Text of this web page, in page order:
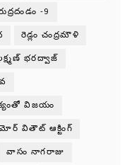
-9
రెడ్లం చంద్రమౌళి
భరద్వాజ్
విజయం
వితౌట్ ఆక్టింగ్
వాసం నాగరాజు